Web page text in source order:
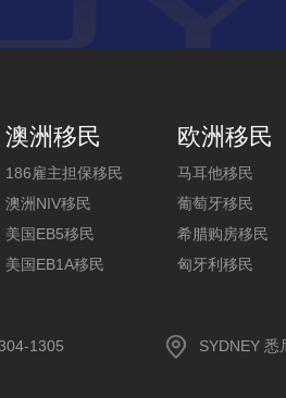
澳洲移民
186雇主担保移民
澳洲NIV移民
美国EB5移民
美国EB1A移民
欧洲移民
马耳他移民
葡萄牙移民
希腊购房移民
匈牙利移民
1305 SYDNEY